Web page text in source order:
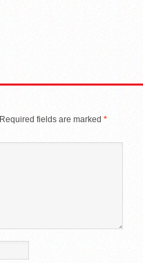
Required fields are marked *